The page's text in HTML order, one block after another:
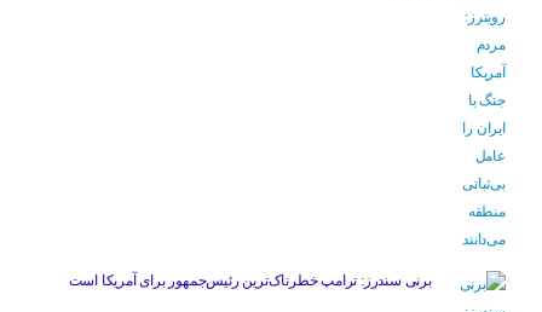
برنی سندرز: ترامپ خطرناک‌ترین رئیس‌جمهور برای آمریکا است